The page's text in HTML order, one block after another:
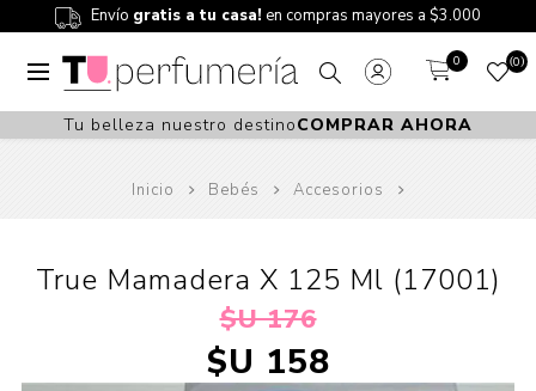
Envío gratis a tu casa! en compras mayores a $3.000
0 0
Tu belleza nuestro destinoCOMPRAR AHORA
Inicio Bebés Accesorios
True Mamadera X 125 Ml (17001)
$U 176
$U 158